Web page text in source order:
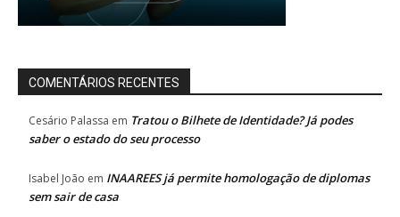
COMENTÁRIOS RECENTES
Cesário Palassa em Tratou o Bilhete de Identidade? Já podes
saber o estado do seu processo
Isabel João em INAAREES já permite homologação de diplomas
sem sair de casa